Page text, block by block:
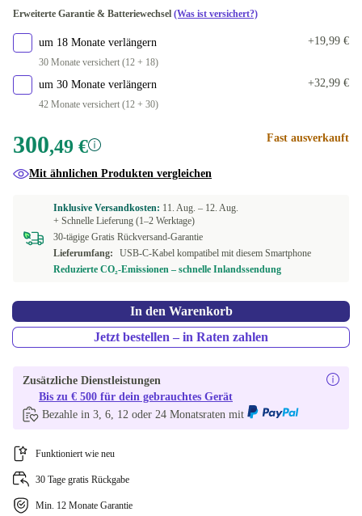
Erweiterte Garantie & Batteriewechsel (Was ist versichert?)
um 18 Monate verlängern
30 Monate versichert (12 + 18)
+19,99 €
um 30 Monate verlängern
42 Monate versichert (12 + 30)
+32,99 €
300,49 € Fast ausverkauft
Mit ähnlichen Produkten vergleichen
Inklusive Versandkosten: 11. Aug. – 12. Aug.
+ Schnelle Lieferung (1–2 Werktage)
30-tägige Gratis Rückversand-Garantie
Lieferumfang:
USB-C-Kabel kompatibel mit diesem Smartphone
Reduzierte CO₂-Emissionen – schnelle Inlandssendung
In den Warenkorb
Jetzt bestellen – in Raten zahlen
Zusätzliche Dienstleistungen
Bis zu € 500 für dein gebrauchtes Gerät
Bezahle in 3, 6, 12 oder 24 Monatsraten mit
Funktioniert wie neu
30 Tage gratis Rückgabe
Min. 12 Monate Garantie